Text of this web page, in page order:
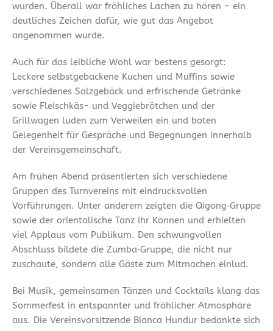
wurden. Überall war fröhliches Lachen zu hören – ein
deutliches Zeichen dafür, wie gut das Angebot
angenommen wurde.
Auch für das leibliche Wohl war bestens gesorgt:
Leckere selbstgebackene Kuchen und Muffins sowie
verschiedenes Salzgebäck und erfrischende Getränke
sowie Fleischkäs- und Veggiebrötchen und der
Grillwagen luden zum Verweilen ein und boten
Gelegenheit für Gespräche und Begegnungen innerhalb
der Vereinsgemeinschaft.
Am frühen Abend präsentierten sich verschiedene
Gruppen des Turnvereins mit eindrucksvollen
Vorführungen. Unter anderem zeigten die Qigong‑Gruppe
sowie der orientalische Tanz ihr Können und erhielten
viel Applaus vom Publikum. Den schwungvollen
Abschluss bildete die Zumba‑Gruppe, die nicht nur
zuschaute, sondern alle Gäste zum Mitmachen einlud.
Bei Musik, gemeinsamen Tänzen und Cocktails klang das
Sommerfest in entspannter und fröhlicher Atmosphäre
aus. Die Vereinsvorsitzende Bianca Hundur bedankte sich